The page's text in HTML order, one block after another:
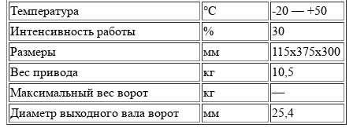
Температура
°C
-20 — +50
Интенсивность работы
%
30
Размеры
мм
115x375x300
Вес привода
кг
10,5
Максимальный вес ворот
кг
—
Диаметр выходного вала ворот
мм 25,4